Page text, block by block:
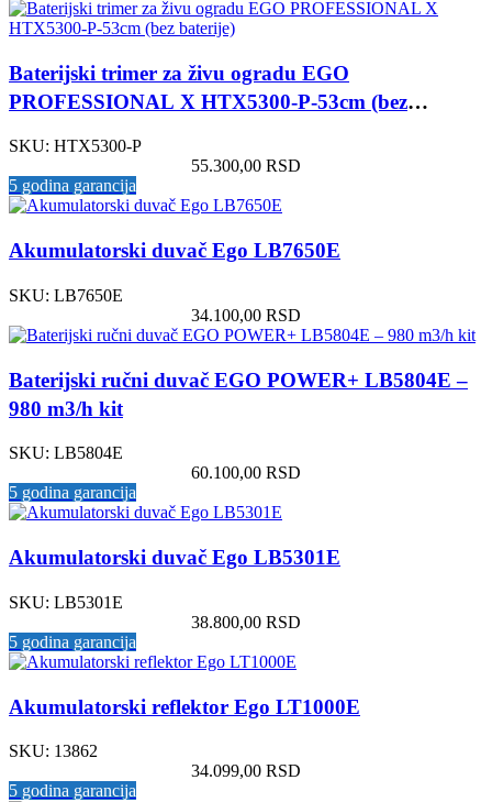
Baterijski trimer za živu ogradu EGO
PROFESSIONAL X HTX5300-P-53cm (bez
SKU: HTX5300-P
55.300,00 RSD
5 godina garancija
Akumulatorski duvač Ego LB7650E
SKU: LB7650E
34.100,00 RSD
Baterijski ručni duvač EGO POWER+ LB5804E –
980 m3/h kit
SKU: LB5804E
60.100,00 RSD
5 godina garancija
Akumulatorski duvač Ego LB5301E
SKU: LB5301E
38.800,00 RSD
5 godina garancija
Akumulatorski reflektor Ego LT1000E
SKU: 13862
34.099,00 RSD
5 godina garancija